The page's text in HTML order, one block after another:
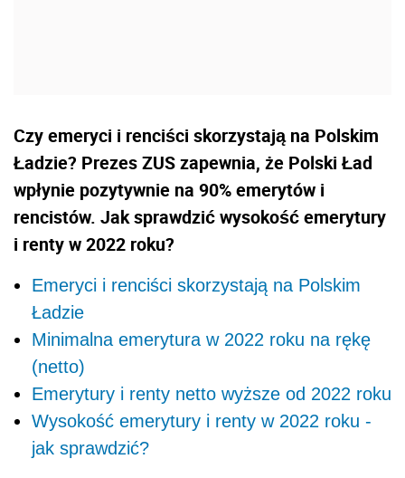
Czy emeryci i renciści skorzystają na Polskim
Ładzie? Prezes ZUS zapewnia, że Polski Ład
wpłynie pozytywnie na 90% emerytów i
rencistów. Jak sprawdzić wysokość emerytury
i renty w 2022 roku?
Emeryci i renciści skorzystają na Polskim
Ładzie
Minimalna emerytura w 2022 roku na rękę
(netto)
Emerytury i renty netto wyższe od 2022 roku
Wysokość emerytury i renty w 2022 roku -
jak sprawdzić?